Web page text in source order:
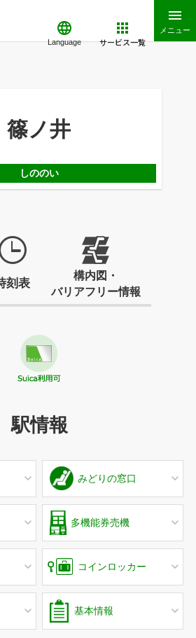
Language サービス一覧
メニュー
篠ノ井
しののい
刻表
構内図・
バリアフリー情報
駅情報
みどりの窓口
多機能券売機
コインロッカー
基本情報